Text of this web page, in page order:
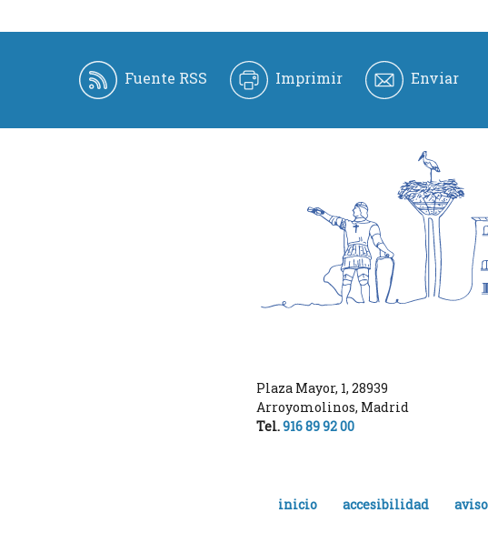
Fuente RSS Imprimir Enviar
Plaza Mayor, 1, 28939
Arroyomolinos, Madrid
Tel.916 89 92 00
inicio accesibilidad